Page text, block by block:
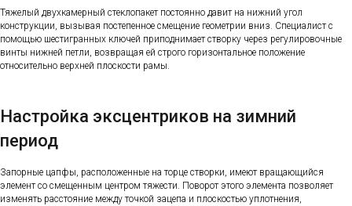
Тяжелый двухкамерный стеклопакет постоянно давит на нижний угол
конструкции, вызывая постепенное смещение геометрии вниз. Специалист с
помощью шестигранных ключей приподнимает створку через регулировочные
винты нижней петли, возвращая ей строго горизонтальное положение
относительно верхней плоскости рамы.
Настройка эксцентриков на зимний
период
Запорные цапфы, расположенные на торце створки, имеют вращающийся
элемент со смещенным центром тяжести. Поворот этого элемента позволяет
изменять расстояние между точкой зацепа и плоскостью уплотнения,